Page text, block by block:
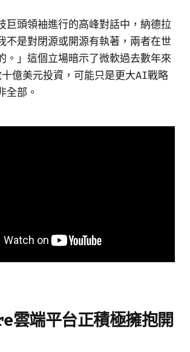
巨頭領袖進行的高峰對話中，納德拉
不是對閉源或開源有執著，兩者在世
。」這個立場暗示了微軟過去數年來
億美元投資，可能只是更大AI戰略
全部。
雲端平台正積極擁抱開